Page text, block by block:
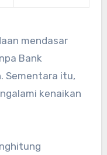
mendasar
Bank
Sementara itu,
kenaikan